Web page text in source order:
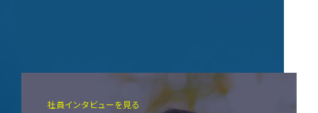
社員インタビューを見る